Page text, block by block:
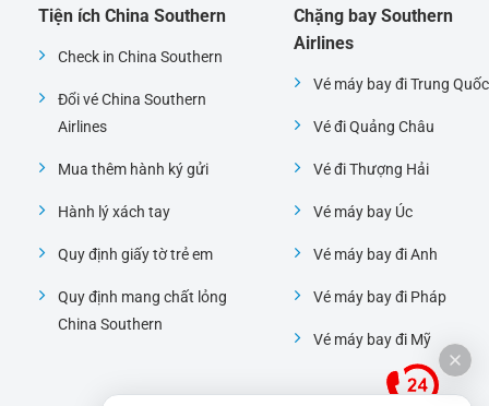
Tiện ích China Southern
Check in China Southern
Đổi vé China Southern
Airlines
Mua thêm hành ký gửi
Hành lý xách tay
Quy định giấy tờ trẻ em
Quy định mang chất lỏng
China Southern
Chặng bay Southern
Airlines
Vé máy bay đi Trung Quốc
Vé đi Quảng Châu
Vé đi Thượng Hải
Vé máy bay Úc
Vé máy bay đi Anh
Vé máy bay đi Pháp
Vé máy bay đi Mỹ